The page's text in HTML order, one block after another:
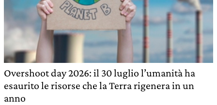
Overshoot day 2026: il 30 luglio l’umanità ha
esaurito le risorse che la Terra rigenera in un
anno